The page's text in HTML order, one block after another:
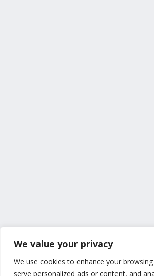
We value your privacy
We use cookies to enhance your
serve personalized ads or content, and